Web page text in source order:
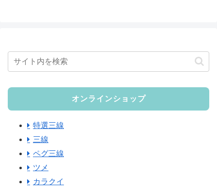
オンラインショップ
特選三線
三線
ペグ三線
ツメ
カラクイ